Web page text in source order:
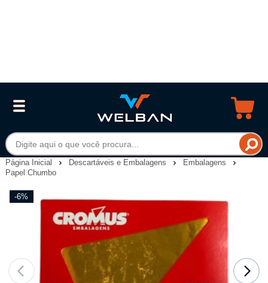
Página Inicial Descartáveis e Embalagens
Embalagens
Papel Chumbo
-6%